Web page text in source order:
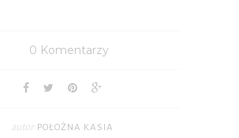
0 Komentarzy
autor POŁOŻNA KASIA